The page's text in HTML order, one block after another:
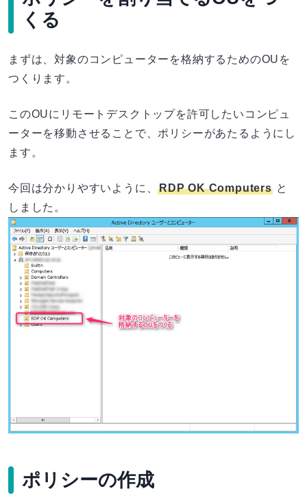
くる
まずは、対象のコンピューターを格納するためのOUを
つくります。
このOUにリモートデスクトップを許可したいコンピュ
ーターを移動させることで、ポリシーがあたるようにし
ます。
今回は分かりやすいように、RDP OK Computers と
しました。
ポリシーの作成